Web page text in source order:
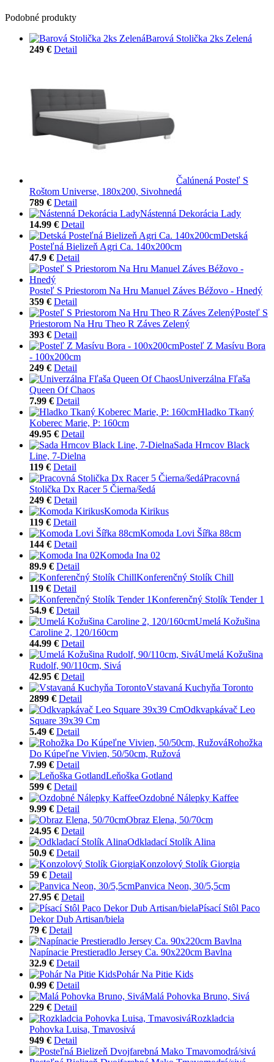
Podobné produkty
Barová Stolička 2ks Zelená
249 € Detail
Čalúnená Posteľ S
Roštom Universe, 180x200, Sivohnedá
789 € Detail
Nástenná Dekorácia Lady
14.99 € Detail
Detská
Posteľná Bielizeň Agri Ca. 140x200cm
47.9 € Detail
Posteľ S Priestorom Na Hru Manuel Záves Béžovo - Hnedý
359 € Detail
Posteľ S
Priestorom Na Hru Theo R Záves Zelený
393 € Detail
Posteľ Z Masívu Bora
- 100x200cm
249 € Detail
Univerzálna Fľaša
Queen Of Chaos
7.99 € Detail
Hladko Tkaný
Koberec Marie, P: 160cm
49.95 € Detail
Sada Hrncov Black
Line, 7-Dielna
119 € Detail
Pracovná
Stolička Dx Racer 5 Čierna/šedá
249 € Detail
Komoda Kirikus
119 € Detail
Komoda Lovi Šířka 88cm
144 € Detail
Komoda Ina 02
89.9 € Detail
Konferenčný Stolík Chill
119 € Detail
Konferenčný Stolík Tender 1
54.9 € Detail
Umelá Kožušina
Caroline 2, 120/160cm
44.99 € Detail
Umelá Kožušina
Rudolf, 90/110cm, Sivá
42.95 € Detail
Vstavaná Kuchyňa Toronto
2899 € Detail
Odkvapkávač Leo
Square 39x39 Cm
5.49 € Detail
Rohožka
Do Kúpeľne Vivien, 50/50cm, Ružová
7.99 € Detail
Leňoška Gotland
599 € Detail
Ozdobné Nálepky Kaffee
9.99 € Detail
Obraz Elena, 50/70cm
24.95 € Detail
Odkladací Stolík Alina
50.9 € Detail
Konzolový Stolík Giorgia
59 € Detail
Panvica Neon, 30/5,5cm
27.95 € Detail
Písací Stôl Paco
Dekor Dub Artisan/biela
79 € Detail
Napínacie Prestieradlo Jersey Ca. 90x220cm Bavlna
32.9 € Detail
Pohár Na Pitie Kids
0.99 € Detail
Malá Pohovka Bruno, Sivá
229 € Detail
Rozkladcia
Pohovka Luisa, Tmavosivá
949 € Detail